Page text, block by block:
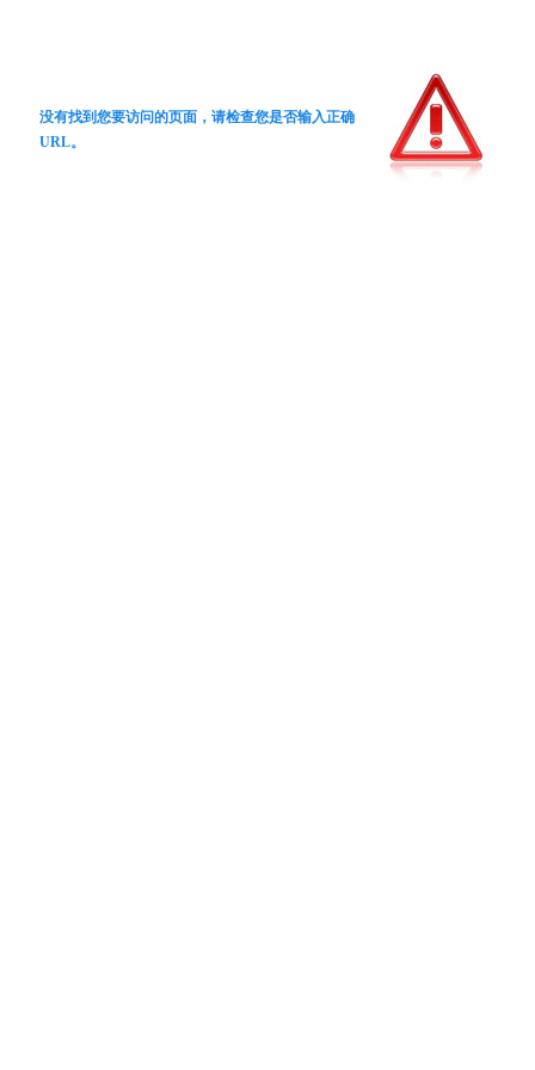
没有找到您要访问的页面，请检查您是否输入正确
URL。